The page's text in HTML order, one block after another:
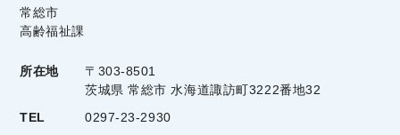
常総市
高齢福祉課
所在地
〒303-8501
茨城県 常総市 水海道諏訪町3222番地32
TEL
0297-23-2930